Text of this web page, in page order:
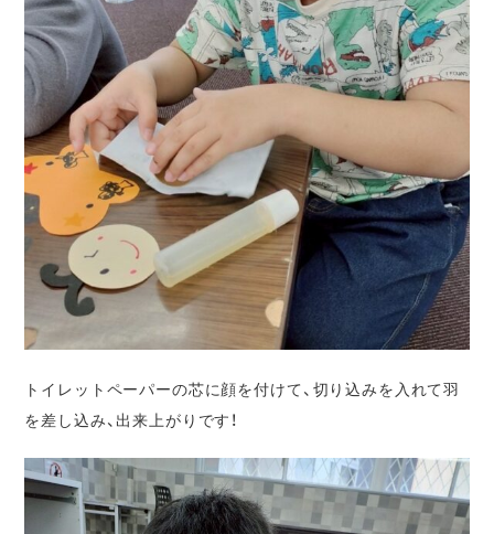
トイレットペーパーの芯に顔を付けて、切り込みを入れて羽
を差し込み、出来上がりです！